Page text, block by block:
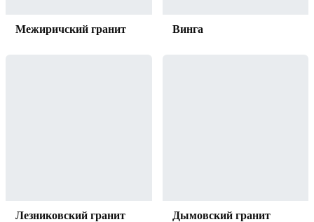
Межиричский гранит Винга
Лезниковский гранит Дымовский гранит